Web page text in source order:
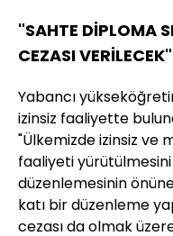
"SAHTE DİPLOMA
CEZASI VERİLECEK"
Yabancı
izinsiz faaliyette
"Ülkemizde izinsiz ve
faaliyeti
düzenlemesinin
katı bir düzenleme
cezası da olmak